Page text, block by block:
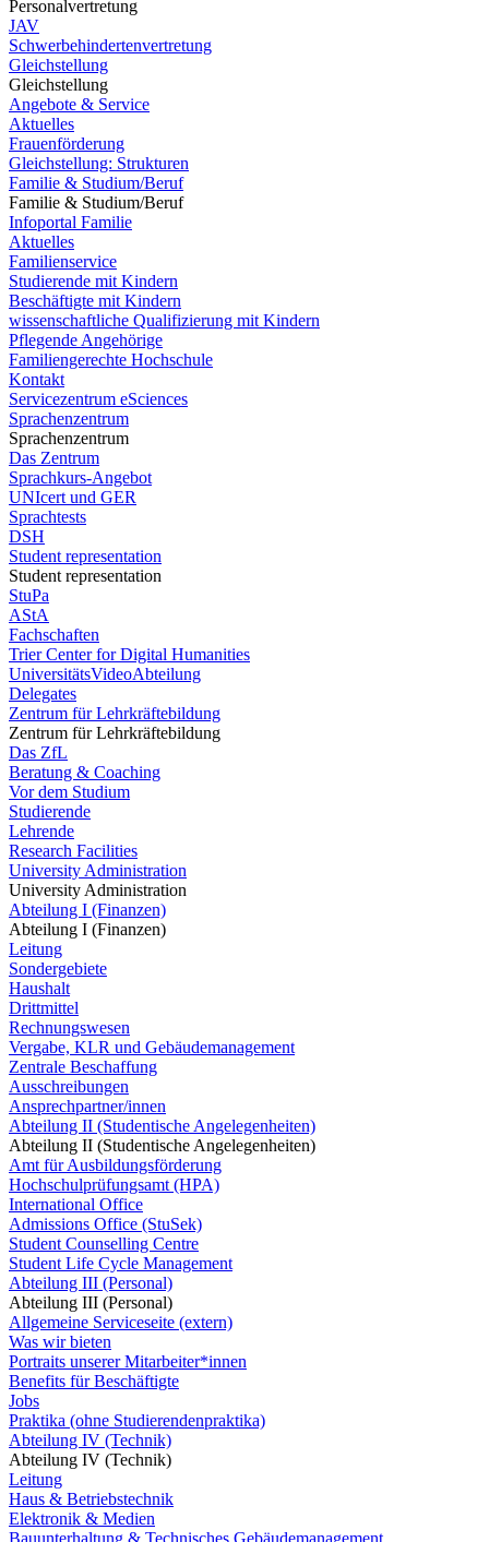
Personalvertretung
JAV
Schwerbehindertenvertretung
Gleichstellung
Gleichstellung
Angebote & Service
Aktuelles
Frauenförderung
Gleichstellung: Strukturen
Familie & Studium/Beruf
Familie & Studium/Beruf
Infoportal Familie
Aktuelles
Familienservice
Studierende mit Kindern
Beschäftigte mit Kindern
wissenschaftliche Qualifizierung mit Kindern
Pflegende Angehörige
Familiengerechte Hochschule
Kontakt
Servicezentrum eSciences
Sprachenzentrum
Sprachenzentrum
Das Zentrum
Sprachkurs-Angebot
UNIcert und GER
Sprachtests
DSH
Student representation
Student representation
StuPa
AStA
Fachschaften
Trier Center for Digital Humanities
UniversitätsVideoAbteilung
Delegates
Zentrum für Lehrkräftebildung
Zentrum für Lehrkräftebildung
Das ZfL
Beratung & Coaching
Vor dem Studium
Studierende
Lehrende
Research Facilities
University Administration
University Administration
Abteilung I (Finanzen)
Abteilung I (Finanzen)
Leitung
Sondergebiete
Haushalt
Drittmittel
Rechnungswesen
Vergabe, KLR und Gebäudemanagement
Zentrale Beschaffung
Ausschreibungen
Ansprechpartner/innen
Abteilung II (Studentische Angelegenheiten)
Abteilung II (Studentische Angelegenheiten)
Amt für Ausbildungsförderung
Hochschulprüfungsamt (HPA)
International Office
Admissions Office (StuSek)
Student Counselling Centre
Student Life Cycle Management
Abteilung III (Personal)
Abteilung III (Personal)
Allgemeine Serviceseite (extern)
Was wir bieten
Portraits unserer Mitarbeiter*innen
Benefits für Beschäftigte
Jobs
Praktika (ohne Studierendenpraktika)
Abteilung IV (Technik)
Abteilung IV (Technik)
Leitung
Haus & Betriebstechnik
Elektronik & Medien
Bauunterhaltung & Technisches Gebäudemanagement